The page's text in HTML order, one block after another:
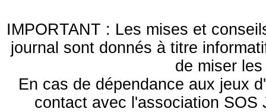
IMPORTANT : Les mises et
journal sont donnés à titre
de miser
En cas de dépendance aux jeux
contact avec l'association